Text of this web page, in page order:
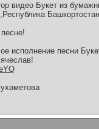
видео Букет из
исполнение песни